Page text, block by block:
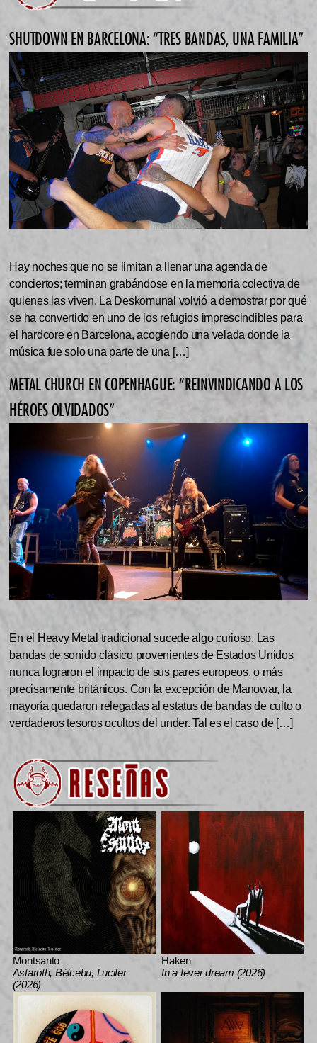
SHUTDOWN EN BARCELONA: “TRES BANDAS, UNA FAMILIA”
Hay noches que no se limitan a llenar una agenda de
conciertos; terminan grabándose en la memoria colectiva de
quienes las viven. La Deskomunal volvió a demostrar por qué
se ha convertido en uno de los refugios imprescindibles para
el hardcore en Barcelona, acogiendo una velada donde la
música fue solo una parte de una […]
METAL CHURCH EN COPENHAGUE: “REINVINDICANDO A LOS
HÉROES OLVIDADOS”
En el Heavy Metal tradicional sucede algo curioso. Las
bandas de sonido clásico provenientes de Estados Unidos
nunca lograron el impacto de sus pares europeos, o más
precisamente británicos. Con la excepción de Manowar, la
mayoría quedaron relegadas al estatus de bandas de culto o
verdaderos tesoros ocultos del under. Tal es el caso de […]
Montsanto
Astaroth, Bélcebu, Lucifer
(2026)
Haken
In a fever dream (2026)